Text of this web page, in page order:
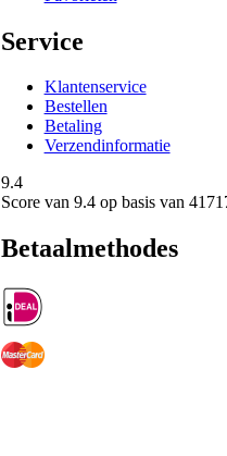
Service
Klantenservice
Bestellen
Betaling
Verzendinformatie
9.4
Score van 9.4op basis van
Betaalmethodes